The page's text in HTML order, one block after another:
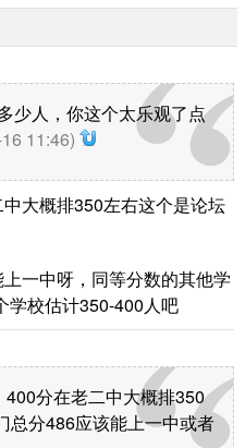
少人，你这个太乐观了点
11:46)
大概排350左右这个是论坛
一中呀，同等分数的其他学
学校估计350-400人吧
400分在老二中大概排350
总分486应该能上一中或者